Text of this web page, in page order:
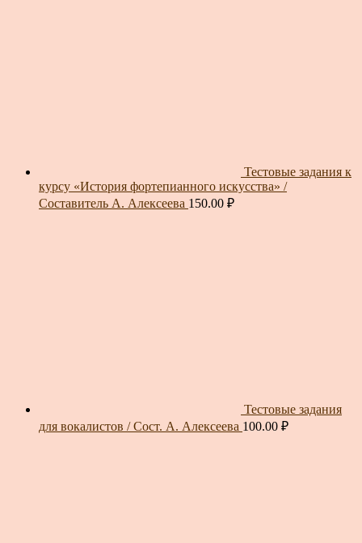
Тестовые задания к
курсу «История фортепианного искусства» /
Составитель А. Алексеева 150.00 ₽
Тестовые задания
для вокалистов / Сост. А. Алексеева 100.00 ₽